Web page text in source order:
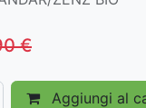
€
Aggiungi al